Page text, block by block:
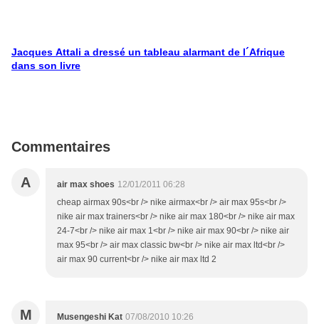
Jacques Attali a dressé un tableau alarmant de l´Afrique
dans son livre
Commentaires
A air max shoes 12/01/2011 06:28
cheap airmax 90s<br /> nike airmax<br /> air max 95s<br />
nike air max trainers<br /> nike air max 180<br /> nike air max
24-7<br /> nike air max 1<br /> nike air max 90<br /> nike air
max 95<br /> air max classic bw<br /> nike air max ltd<br />
air max 90 current<br /> nike air max ltd 2
M Musengeshi Kat 07/08/2010 10:26